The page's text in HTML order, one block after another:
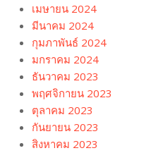
เมษายน 2024
มีนาคม 2024
กุมภาพันธ์ 2024
มกราคม 2024
ธันวาคม 2023
พฤศจิกายน 2023
ตุลาคม 2023
กันยายน 2023
สิงหาคม 2023